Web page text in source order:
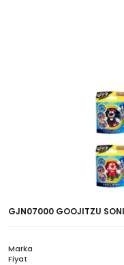
GJN07000 GOOJITZU
Marka
Fiyat